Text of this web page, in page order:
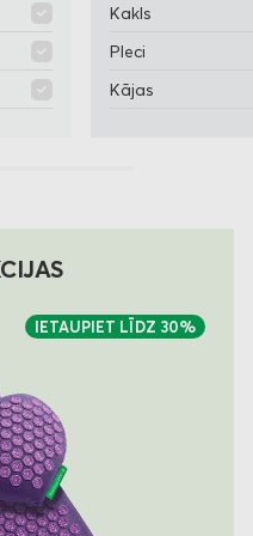
Kakls
Pleci
Kājas
IETAUPIET LĪDZ 30%